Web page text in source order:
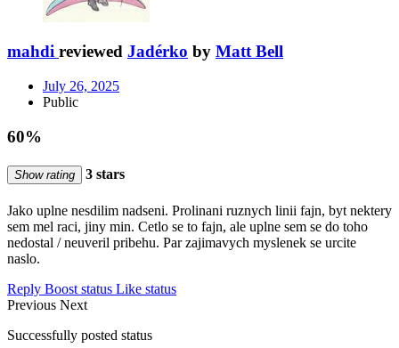
mahdi reviewed Jadérko by Matt Bell
July 26, 2025
Public
60%
Show rating 3 stars
Jako uplne nesdilim nadseni. Prolinani ruznych linii fajn, byt nektery
sem mel raci, jiny min. Cetlo se to fajn, ale uplne sem se do toho
nedostal / neuveril pribehu. Par zajimavych myslenek se urcite
naslo.
Reply Boost status Like status
Previous Next
Successfully posted status